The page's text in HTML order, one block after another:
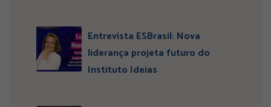
Entrevista ESBrasil: Nova
liderança projeta futuro do
Instituto Ideias